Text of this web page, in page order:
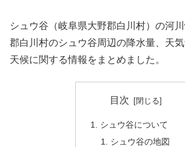
シュウ谷（岐阜県大野郡白川村）の河
郡白川村のシュウ谷周辺の降水量、天気
天候に関する情報をまとめました。
目次
シュウ谷について
シュウ谷の地図